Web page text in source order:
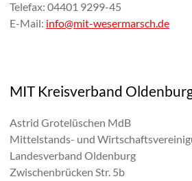
Telefax: 04401 9299-45
E-Mail: info@mit-wesermarsch.de
MIT Kreisverband
Astrid Grotelüschen MdB
Mittelstands- und
Landesverband Oldenburg
Zwischenbrücken Str. 5b